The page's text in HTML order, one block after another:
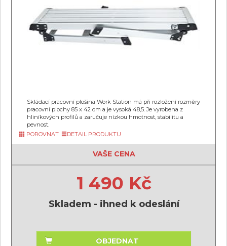
Skládací pracovní plošina Work Station má při rozložení rozměry
pracovní plochy 85 x 42 cm a je vysoká 48,5. Je vyrobena z
hliníkových profilů a zaručuje nízkou hmotnost, stabilitu a
pevnost.
POROVNAT
DETAIL PRODUKTU
VAŠE CENA
1 490 Kč
Skladem - ihned k odeslání
OBJEDNAT